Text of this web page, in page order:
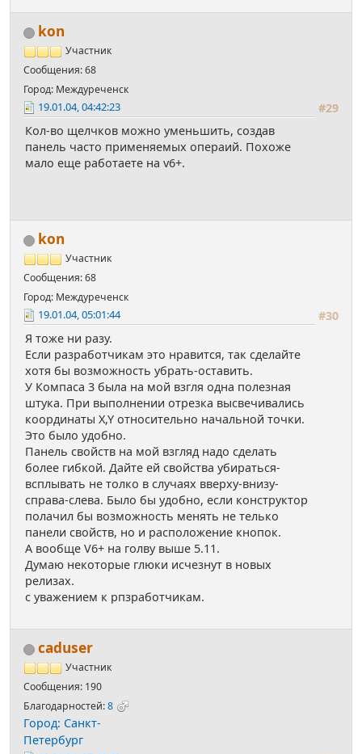
kon
Участник
Сообщения: 68
Город: Междуреченск
#29
19.01.04, 04:42:23
Кол-во щелчков можно уменьшить, создав
панель часто применяемых операий. Похоже
мало еще работаете на v6+.
kon
Участник
Сообщения: 68
Город: Междуреченск
#30
19.01.04, 05:01:44
Я тоже ни разу.
Если разработчикам это нравится, так сделайте
хотя бы возможность убрать-оставить.
У Компаса 3 была на мой взгля одна полезная
штука. При выполнении отрезка высвечивались
координаты X,Y относительно начальной точки.
Это было удобно.
Панель свойств на мой взгляд надо сделать
более гибкой. Дайте ей свойства убираться-
всплывать не толко в случаях вверху-внизу-
справа-слева. Было бы удобно, если конструктор
полачил бы возможность менять не телько
панели свойств, но и расположение кнопок.
А вообще V6+ на голву выше 5.11.
Думаю некоторые глюки исчезнут в новых
релизах.
с уважением к рпзработчикам.
caduser
Участник
Сообщения: 190
Благодарностей:8
Город: Санкт-
Петербург